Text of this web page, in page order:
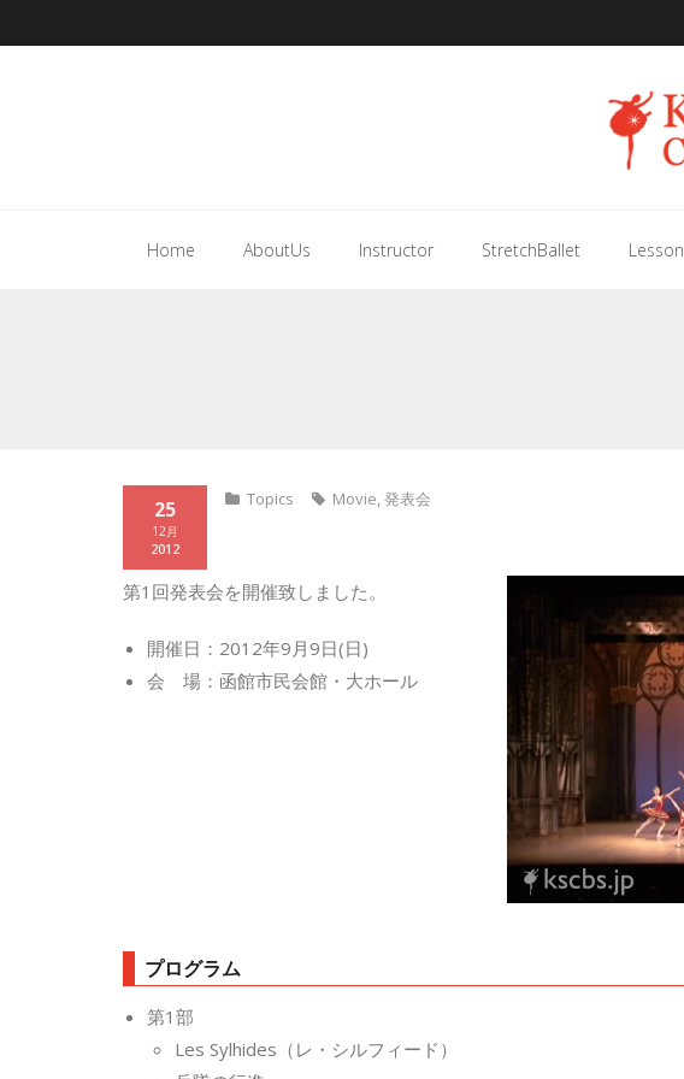
Home AboutUs Instructor StretchBallet Lesson
25
12月
2012
Topics Movie,発表会
第1回発表会を開催致しました。
開催日：2012年9月9日(日)
会 場：函館市民会館・大ホール
プログラム
第1部
Les Sylhides（レ・シルフィード）